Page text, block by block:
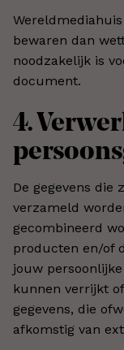
bewaren dan
noodzakelijk is
document.
4.
De gegevens die
verzameld
gecombineerd
producten en/of
jouw
kunnen verrijkt
gegevens, die
afkomstig van